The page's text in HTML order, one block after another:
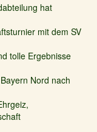
hat
mit dem SV
tolle Ergebnisse
Nord nach